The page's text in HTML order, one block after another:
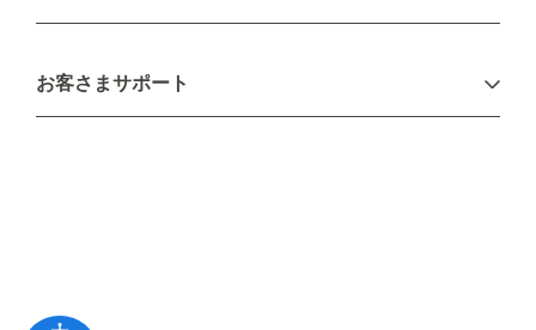
配送について
不良品・返品について
お客さまサポート
コラム